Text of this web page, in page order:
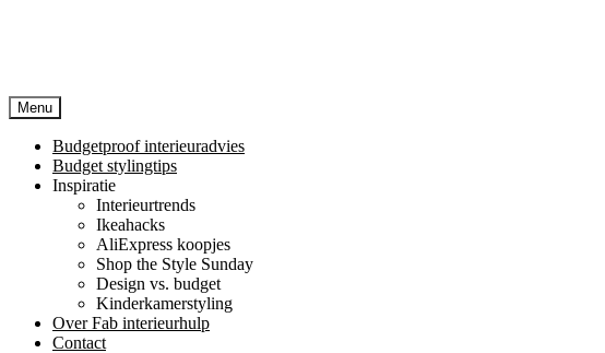
Menu
Budgetproof interieuradvies
Budget stylingtips
Inspiratie
Interieurtrends
Ikeahacks
AliExpress koopjes
Shop the Style Sunday
Design vs. budget
Kinderkamerstyling
Over Fab interieurhulp
Contact